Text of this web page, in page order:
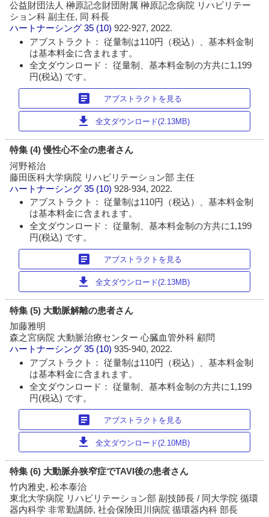
公益財団法人 榊原記念財団附属 榊原記念病院 リハビリテー
ション科 副主任, 同 科長
ハートナーシング 35 (10)922-927, 2022.
アブストラクト： 従量制は110円（税込）、基本料金制
は基本料金に含まれます。
全文ダウンロード： 従量制、基本料金制の方共に1,199
円(税込) です。
article アブストラクトを見る
download 全文ダウンロード(2.13MB)
特集 (4) 慢性心不全の患者さん
河野裕治
藤田医科大学病院 リハビリテーション部 主任
ハートナーシング 35 (10)928-934, 2022.
アブストラクト： 従量制は110円（税込）、基本料金制
は基本料金に含まれます。
全文ダウンロード： 従量制、基本料金制の方共に1,199
円(税込) です。
article アブストラクトを見る
download 全文ダウンロード(2.13MB)
特集 (5) 大動脈解離の患者さん
加藤雅明
森之宮病院 大動脈治療センター 心臓血管外科 顧問
ハートナーシング 35 (10)935-940, 2022.
アブストラクト： 従量制は110円（税込）、基本料金制
は基本料金に含まれます。
全文ダウンロード： 従量制、基本料金制の方共に1,199
円(税込) です。
article アブストラクトを見る
download 全文ダウンロード(2.10MB)
特集 (6) 大動脈弁狭窄症でTAVI後の患者さん
竹内雅史, 松本泰治
東北大学病院 リハビリテーション部 副技師長 / 同大学院 循環
器内科学 非常勤講師, 社会保険田川病院 循環器内科 部長